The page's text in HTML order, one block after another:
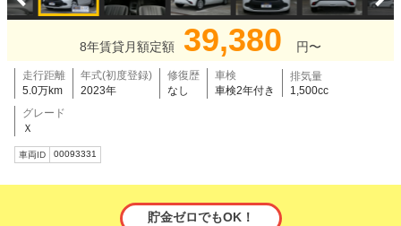
8年賃貸月額定額 39,380 円〜
走行距離
5.0万km
年式(初度登録)
2023年
修復歴
なし
車検
車検2年付き
排気量
1,500cc
グレード
Ｘ
車両ID 00093331
貯金ゼロでもOK！